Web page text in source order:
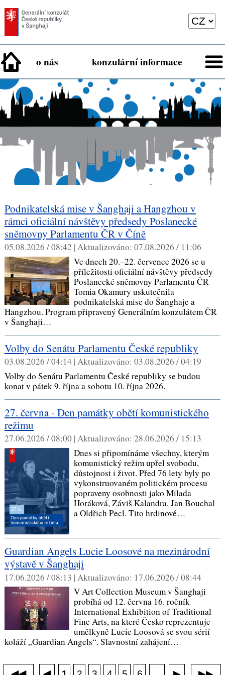
o nás konzulární informace
Podnikatelská mise v Šanghaji a Hangzhou v
rámci oficiální návštěvy předsedy Poslanecké
sněmovny Parlamentu ČR v Číně
05.08.2026 / 08:42 |Aktualizováno: 07.08.2026 / 11:06
Ve dnech 20.–22. července 2026 se u
příležitosti oficiální návštěvy předsedy
Poslanecké sněmovny Parlamentu ČR
Tomia Okamury uskutečnila
podnikatelská mise do Šanghaje a
Hangzhou. Program připravený Generálním konzulátem ČR
v Šanghaji…
Volby do Senátu Parlamentu České republiky
03.08.2026 / 04:14 |Aktualizováno: 03.08.2026 / 04:19
Volby do Senátu Parlamentu České republiky se budou
konat v pátek 9. října a sobotu 10. října 2026.
27. června - Den památky obětí komunistického
režimu
27.06.2026 / 08:00 |Aktualizováno: 28.06.2026 / 15:13
Dnes si připomínáme všechny, kterým
komunistický režim upřel svobodu,
důstojnost i život. Před 76 lety byly po
vykonstruovaném politickém procesu
popraveny osobnosti jako Milada
Horáková, Záviš Kalandra, Jan Bouchal
a Oldřich Pecl. Tito hrdinové…
Guardian Angels Lucie Loosové na mezinárodní
výstavě v Šanghaji
17.06.2026 / 08:13 |Aktualizováno: 17.06.2026 / 08:44
V Art Collection Museum v Šanghaji
probíhá od 12. června 16. ročník
International Exhibition of Traditional
Fine Arts, na které Česko reprezentuje
umělkyně Lucie Loosová se svou sérií
koláží „Guardian Angels“. Slavnostní zahájení…